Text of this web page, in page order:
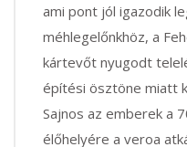
ami pont jól igazodik
méhlegelőnkhöz, a
kártevőt nyugodt
építési ösztöne miatt
Sajnos az emberek a
élőhelyére a veroa